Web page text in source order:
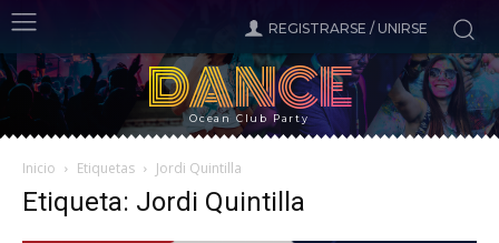
REGISTRARSE / UNIRSE
DANCE
Ocean Club Party
Inicio Etiquetas Jordi Quintilla
Etiqueta: Jordi Quintilla